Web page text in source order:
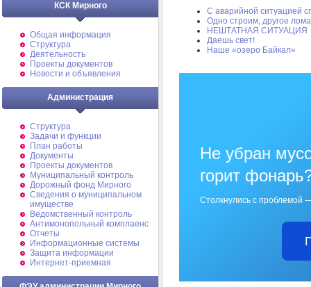
КСК Мирного
Общая информация
Структура
Деятельность
Проекты документов
Новости и объявления
Администрация
Структура
Задачи и функции
План работы
Документы
Проекты документов
Муниципальный контроль
Дорожный фонд Мирного
Cведения о муниципальном
имуществе
Ведомственный контроль
Антимонопольный комплаенс
Отчеты
Информационные системы
Защита информации
Интернет-приемная
С аварийной ситуацией
Одно строим, другое
НЕШТАТНАЯ СИТУАЦИЯ
Даешь свет!
Наше «озеро Байкал»
Не убран
горит
Столкнулись с проблемой